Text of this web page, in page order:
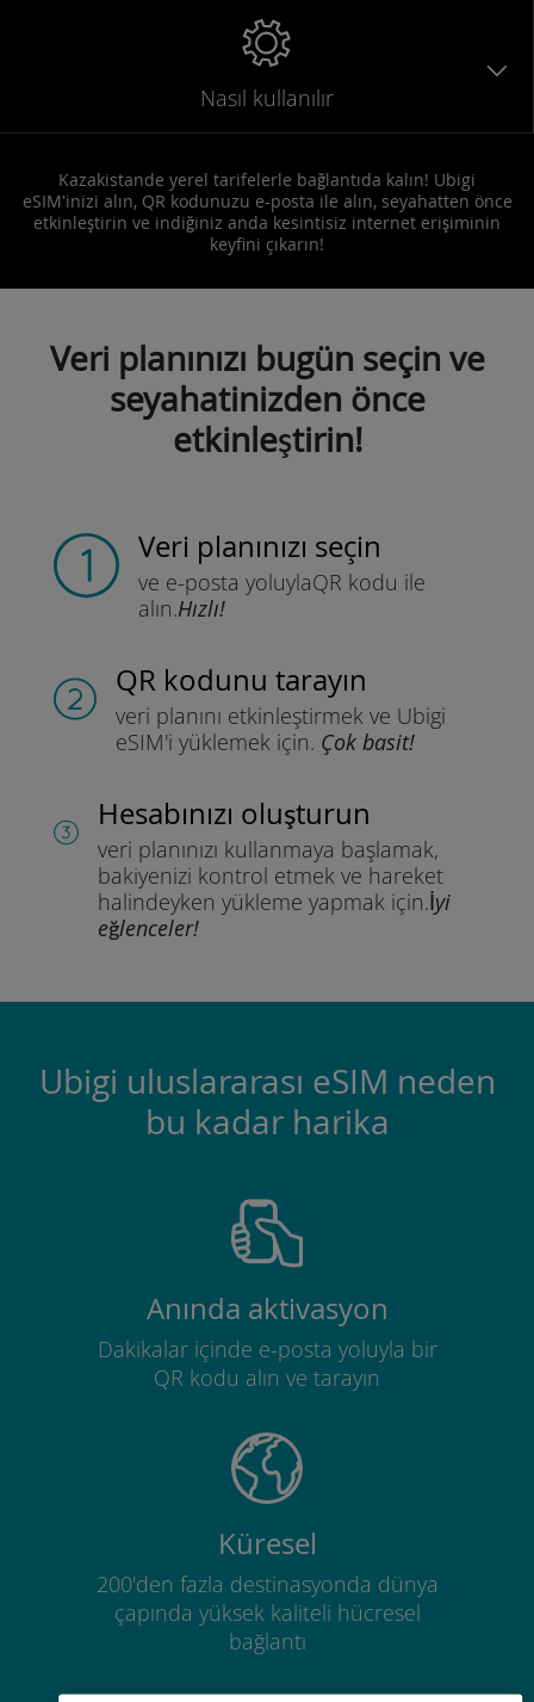
Nasıl kullanılır
Kazakistande yerel tarifelerle bağlantıda kalın! Ubigi
eSIM'inizi alın, QR kodunuzu e-posta ile alın, seyahatten önce
etkinleştirin ve indiğiniz anda kesintisiz internet erişiminin
keyfini çıkarın!
Veri planınızı bugün seçin ve
seyahatinizden önce
etkinleştirin!
Veri planınızı seçin
ve e-posta yoluylaQR kodu ile
alın.Hızlı!
QR kodunu tarayın
veri planını etkinleştirmek ve Ubigi
eSIM'i yüklemek için. Çok basit!
Hesabınızı oluşturun
veri planınızı kullanmaya başlamak,
bakiyenizi kontrol etmek ve hareket
halindeyken yükleme yapmak için.İyi
eğlenceler!
Ubigi uluslararası eSIM neden
bu kadar harika
Anında aktivasyon
Dakikalar içinde e-posta yoluyla bir
QR kodu alın ve tarayın
Küresel
200'den fazla destinasyonda dünya
çapında yüksek kaliteli hücresel
bağlantı